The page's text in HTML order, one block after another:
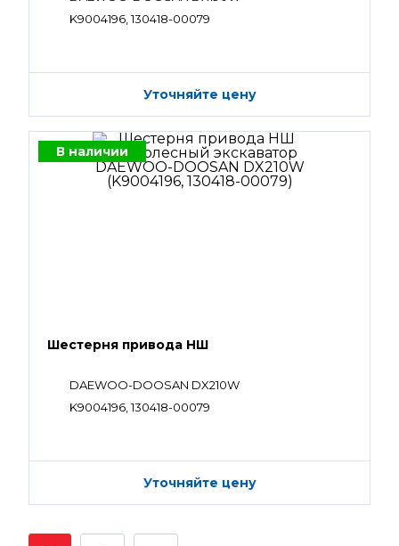
K9004196, 130418-00079
Уточняйте цену
В наличии
Шестерня привода НШ
DAEWOO-DOOSAN DX210W
K9004196, 130418-00079
Уточняйте цену